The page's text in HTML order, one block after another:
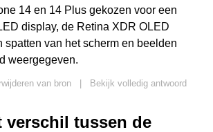
14 en 14 Plus gekozen voor een
display, de Retina XDR OLED
spatten van het scherm en beelden
weergegeven.
van bron
Bekijk volledig antwoord
verschil tussen de